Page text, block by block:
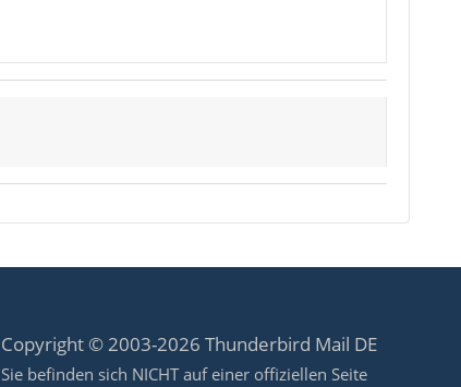
Copyright © 2003-2026 Thunderbird Mail DE
Sie befinden sich NICHT auf einer offiziellen Seite